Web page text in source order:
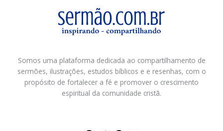
Somos uma plataforma dedicada ao compartilhamento de
sermões, ilustrações, estudos bíblicos e e resenhas, com o
propósito de fortalecer a fé e promover o crescimento
espiritual da comunidade cristã.